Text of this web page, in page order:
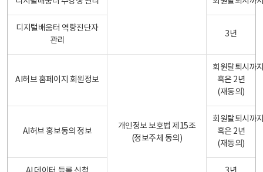
디지털배움터 역량진단자
관리
3년
AI허브 홈페이지 회원정보
개인정보 보호법 제15조
(정보주체 동의)
회원탈퇴시까
혹은 2년
(재동의)
AI허브 홍보동의 정보
회원탈퇴시까
혹은 2년
(재동의)